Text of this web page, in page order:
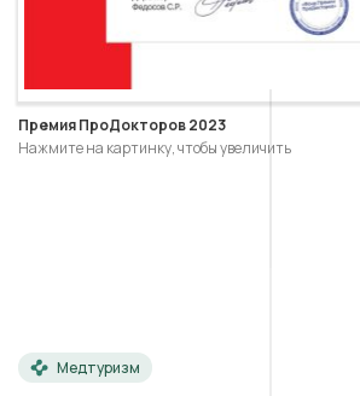
Премия ПроДокторов 2023
Нажмите на картинку, чтобы увеличить
Медтуризм